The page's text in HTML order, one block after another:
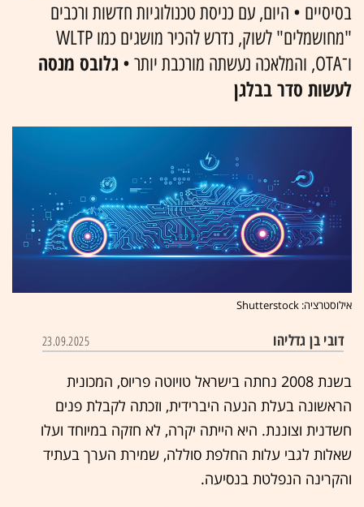
בסיסיים • היום, עם כניסת טכנולוגיות חדשות ורכבים
"מחושמלים" לשוק, נדרש להכיר מושגים כמו WLTP
ו־OTA, והמלאכה נעשתה מורכבת יותר •
גלובס מנסה
לעשות סדר בבלגן
אילוסטרציה: Shutterstock
דובי בן גדליהו 23.09.2025
בשנת 2008 נחתה בישראל טויוטה פריוס, המכונית
הראשונה בעלת הנעה היברידית, וזכתה לקבלת פנים
חשדנית וצוננת. היא הייתה יקרה, לא חזקה במיוחד ועלו
שאלות לגבי עלות החלפת סוללה, שמירת הערך בעתיד
והקרינה הנפלטת בנסיעה.